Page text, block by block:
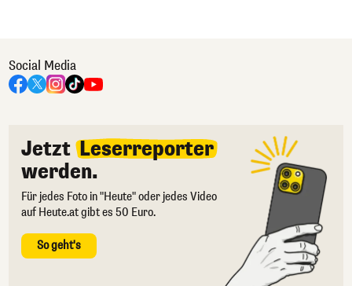
Social Media
Jetzt Leserreporter
werden.
Für jedes Foto in "Heute" oder jedes Video
auf Heute.at gibt es 50 Euro.
So geht's